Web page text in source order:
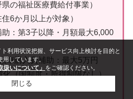
の福祉医療費給付事業）
6か月以上が対象）
助：第3子以降・月額最大6,000
車購入費補助：最大5万円
（国制度・所得制限なし）
待パスポート
利用状況把握、サービス向上検討を目的と
用しています。
扱いについて」 をご確認ください。
閉じる